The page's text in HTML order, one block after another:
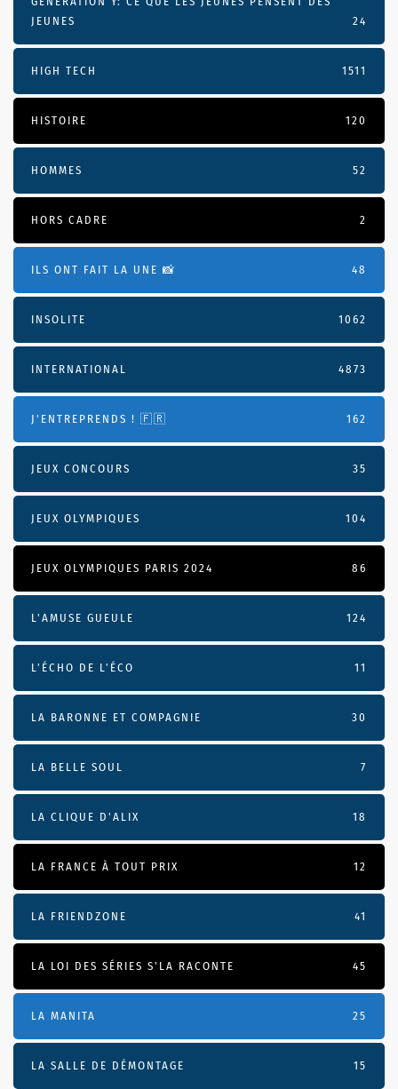
JEUNES
24
HIGH TECH 1511
HISTOIRE 120
HOMMES 52
HORS CADRE 2
ILS ONT FAIT LA UNE 📸 48
INSOLITE 1062
INTERNATIONAL 4873
J'ENTREPRENDS ! 🇫🇷 162
JEUX CONCOURS 35
JEUX OLYMPIQUES 104
JEUX OLYMPIQUES PARIS 2024 86
L'AMUSE GUEULE 124
L’ÉCHO DE L’ÉCO 11
LA BARONNE ET COMPAGNIE 30
LA BELLE SOUL 7
LA CLIQUE D'ALIX 18
LA FRANCE À TOUT PRIX 12
LA FRIENDZONE 41
LA LOI DES SÉRIES S'LA RACONTE 45
LA MANITA 25
LA SALLE DE DÉMONTAGE 15